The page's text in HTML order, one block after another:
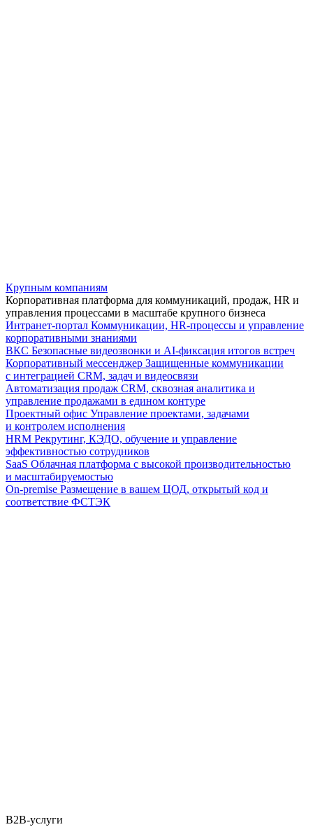
Крупным компаниям
Корпоративная платформа для коммуникаций, продаж, HR и
управления процессами в масштабе крупного бизнеса
Интранет-портал Коммуникации, HR-процессы и управление
корпоративными знаниями
ВКС Безопасные видеозвонки и AI-фиксация итогов встреч
Корпоративный мессенджер Защищенные коммуникации
с интеграцией CRM, задач и видеосвязи
Автоматизация продаж CRM, сквозная аналитика и
управление продажами в едином контуре
Проектный офис Управление проектами, задачами
и контролем исполнения
HRM Рекрутинг, КЭДО, обучение и управление
эффективностью сотрудников
SaaS Облачная платформа с высокой производительностью
и масштабируемостью
On-premise Размещение в вашем ЦОД, открытый код и
соответствие ФСТЭК
B2B-услуги